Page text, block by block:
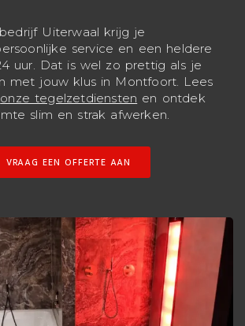
Uiterwaal krijg je
service en een heldere
uur. Dat is wel zo prettig als je
met jouw klus in Montfoort. Lees
onze tegelzetdiensten en ontdek
slim en strak afwerken.
VRAAG EEN OFFERTE AAN